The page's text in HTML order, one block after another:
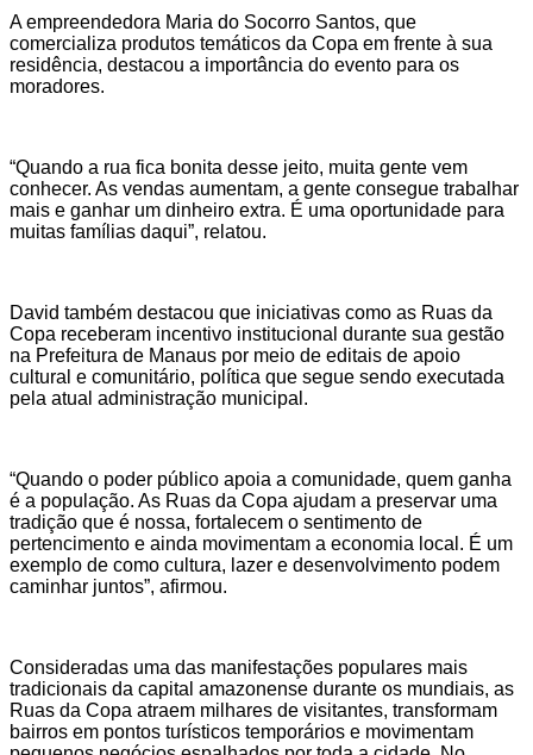
A empreendedora Maria do Socorro Santos, que
comercializa produtos temáticos da Copa em frente à sua
residência, destacou a importância do evento para os
moradores.
“Quando a rua fica bonita desse jeito, muita gente vem
conhecer. As vendas aumentam, a gente consegue trabalhar
mais e ganhar um dinheiro extra. É uma oportunidade para
muitas famílias daqui”, relatou.
David também destacou que iniciativas como as Ruas da
Copa receberam incentivo institucional durante sua gestão
na Prefeitura de Manaus por meio de editais de apoio
cultural e comunitário, política que segue sendo executada
pela atual administração municipal.
“Quando o poder público apoia a comunidade, quem ganha
é a população. As Ruas da Copa ajudam a preservar uma
tradição que é nossa, fortalecem o sentimento de
pertencimento e ainda movimentam a economia local. É um
exemplo de como cultura, lazer e desenvolvimento podem
caminhar juntos”, afirmou.
Consideradas uma das manifestações populares mais
tradicionais da capital amazonense durante os mundiais, as
Ruas da Copa atraem milhares de visitantes, transformam
bairros em pontos turísticos temporários e movimentam